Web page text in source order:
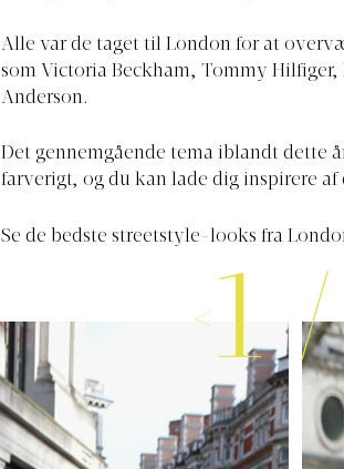
Alle var de taget til London for at
som Victoria Beckham, Tommy Hilfiger,
Anderson.
Det gennemgående tema iblandt dette
farverigt, og du kan lade dig inspirere af
Se de bedste streetstyle-looks fra
1